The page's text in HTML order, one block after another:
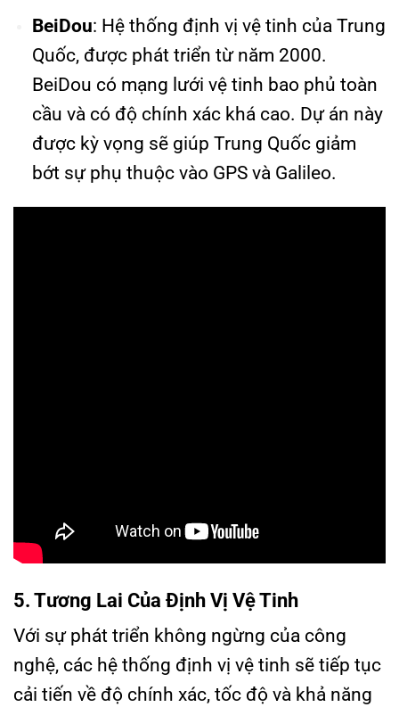
BeiDou: Hệ thống định vị vệ tinh của Trung
Quốc, được phát triển từ năm 2000.
BeiDou có mạng lưới vệ tinh bao phủ toàn
cầu và có độ chính xác khá cao. Dự án này
được kỳ vọng sẽ giúp Trung Quốc giảm
bớt sự phụ thuộc vào GPS và Galileo.
5. Tương Lai Của Định Vị Vệ Tinh
Với sự phát triển không ngừng của công
nghệ, các hệ thống định vị vệ tinh sẽ tiếp tục
cải tiến về độ chính xác, tốc độ và khả năng